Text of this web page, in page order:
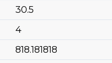
30.5
4
818.181818